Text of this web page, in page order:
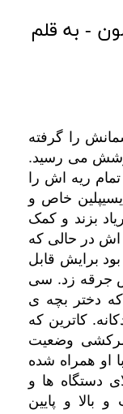
- به قلم
را گرفته
می رسید.
ریه اش را
خاص و
بزند و کمک
اش در حالی که
برایش قابل
جرقه زد. سی
دختر بچه ی
کاترین که
وضعیت
او همراه شده
دستگاه ها و
و پایین